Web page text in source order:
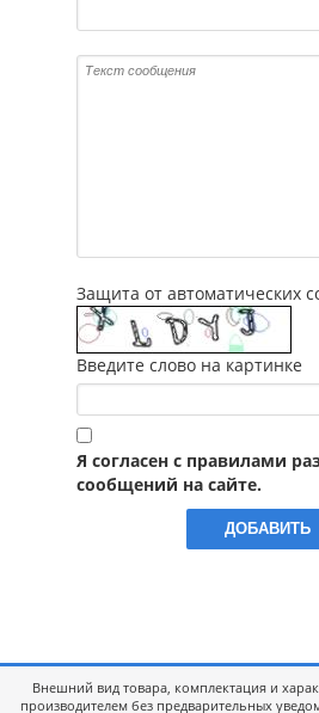
Защита от автоматических
Введите слово на картинке
Я согласен с правилами
сообщений на сайте.
Внешний вид товара, комплектация и
производителем без предварительных